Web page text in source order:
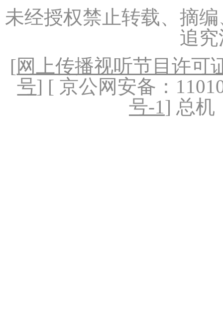
未经授权禁止转载、摘
追
[网上传播视听节目许可
号] [ 京公网安备：
号-1] 总机